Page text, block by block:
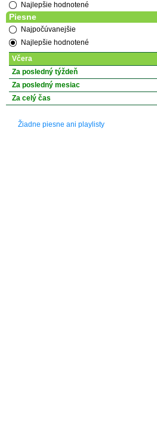
Najlepšie hodnotené
Piesne
Najpočúvanejšie
Najlepšie hodnotené
Včera
Za posledný týždeň
Za posledný mesiac
Za celý čas
Žiadne piesne ani playlisty